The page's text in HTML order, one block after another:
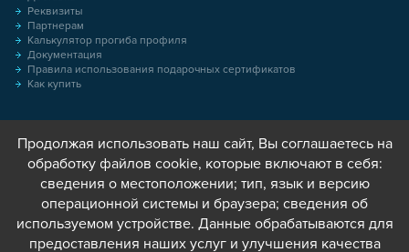
Реквизиты
Партнерам
Калькулятор прогиба профиля
Документация
Правила использования подарочных сертификатов
Как купить
Продолжая использовать наш сайт, Вы соглашаетесь на
обработку файлов cookie, которые включают в себя:
сведения о местоположении; тип, язык и версию
операционной системы и браузера; сведения об
используемом устройстве. Данные обрабатываются для
предоставления наших услуг и улучшения качества